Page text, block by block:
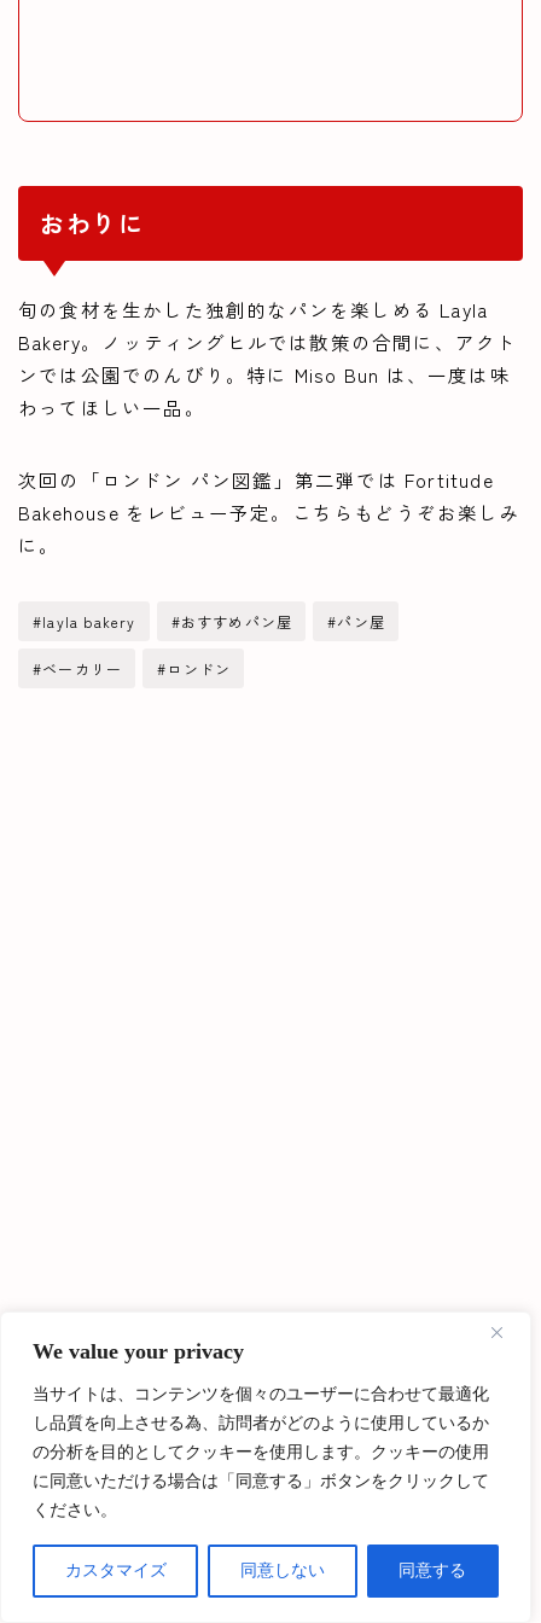
We value your privacy
当サイトは、コンテンツを個々のユーザーに合わせて最適化
し品質を向上させる為、訪問者がどのように使用しているか
の分析を目的としてクッキーを使用します。クッキーの使用
に同意いただける場合は「同意する」ボタンをクリックして
ください。
カスタマイズ 同意しない 同意する
Follow Me
おわりに
旬の食材を生かした独創的なパンを楽しめる Layla
Bakery。ノッティングヒルでは散策の合間に、アクト
ンでは公園でのんびり。特に Miso Bun は、一度は味
わってほしい一品。
次回の「ロンドン パン図鑑」第二弾では Fortitude
Bakehouse をレビュー予定。こちらもどうぞお楽しみ
に。
#layla bakery #おすすめパン屋 #パン屋
#ベーカリー #ロンドン
E
ブロガー
イギリス在住6年目、ロンドン在住5年目。 ロンドンの大学院を
ンやヨーロッパ各地の美味しいもの巡り。 ジブリファンで、
「魔女の宅急便」みたいな世界に住みたい一心でヨーロッパへ
やってきました。